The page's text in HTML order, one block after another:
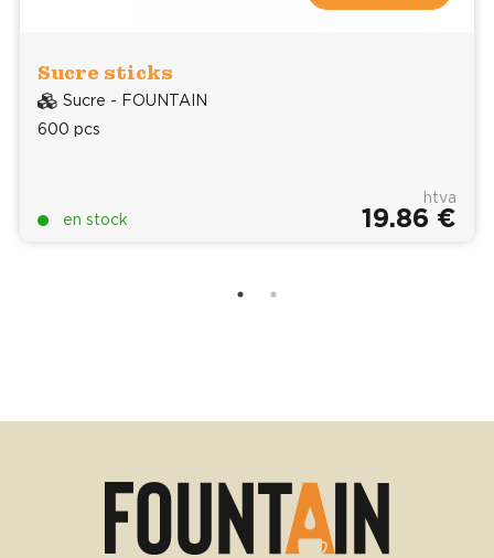
Sucre sticks
Sucre - FOUNTAIN
600 pcs
en stock
htva
19.86 €